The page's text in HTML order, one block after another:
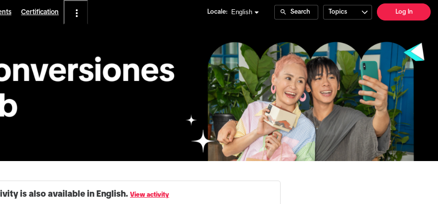
Certification Locale: English Search Topics Log In
is also available in English. View activity